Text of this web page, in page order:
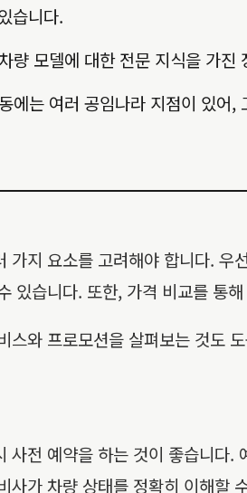
습니다.
량 모델에 대한 전문 지식을 가
에는 여러 공임나라 지점이 있어
가지 요소를 고려해야 합니다.
있습니다. 또한, 가격 비교를 통
스와 프로모션을 살펴보는 것도
사전 예약을 하는 것이 좋습니다
사가 차량 상태를 정확히 이해할